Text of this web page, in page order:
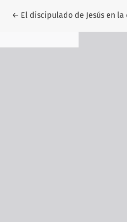
← Volver a los detalles del
El discipulado de Jesús en